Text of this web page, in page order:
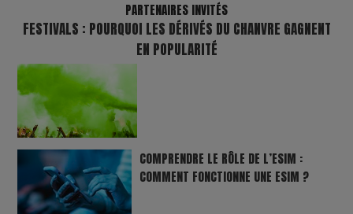
PARTENAIRES INVITÉS
FESTIVALS : POURQUOI LES DÉRIVÉS DU CHANVRE GAGNENT
EN POPULARITÉ
COMPRENDRE LE RÔLE DE L’ESIM :
COMMENT FONCTIONNE UNE ESIM ?